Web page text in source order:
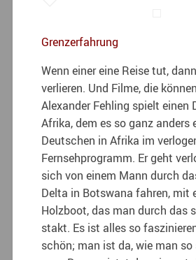
Grenzerfahrung
Wenn einer eine Reise tut,
verlieren. Und Filme, die
Alexander Fehling spielt einen
Afrika, dem es so ganz anders
Deutschen in Afrika im
Fernsehprogramm. Er geht
sich von einem Mann durch
Delta in Botswana fahren, mit
Holzboot, das man durch das
stakt. Es ist alles so
schön; man ist da, wie man